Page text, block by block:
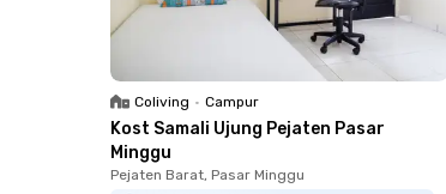
Coliving • Campur
Kost Samali Ujung Pejaten Pasar
Minggu
Pejaten Barat, Pasar Minggu